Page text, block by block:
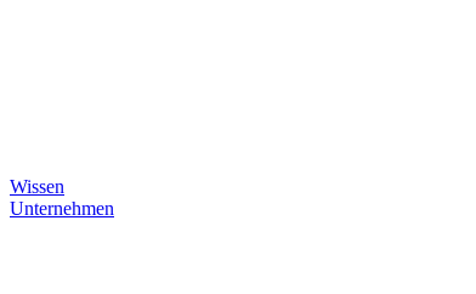
Wissen
Unternehmen